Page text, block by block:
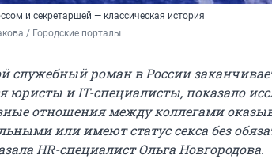
и секретаршей — классическая история
/ Городские порталы
служебный роман в России
юристы и IT-специалисты, показало
отношения между коллегами
или имеют статус секса без
HR-специалист Ольга Новгородова.